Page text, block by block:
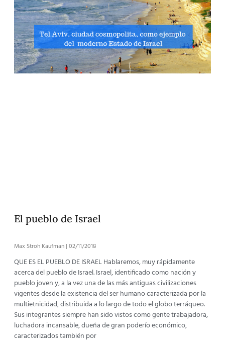
El pueblo de Israel
Max Stroh Kaufman 02/11/2018
QUE ES EL PUEBLO DE ISRAEL Hablaremos, muy rápidamente
acerca del pueblo de Israel. Israel, identificado como nación y
pueblo joven y, a la vez una de las más antiguas civilizaciones
vigentes desde la existencia del ser humano caracterizada por la
multietnicidad, distribuida a lo largo de todo el globo terráqueo.
Sus integrantes siempre han sido vistos como gente trabajadora,
luchadora incansable, dueña de gran poderío económico,
caracterizados también por